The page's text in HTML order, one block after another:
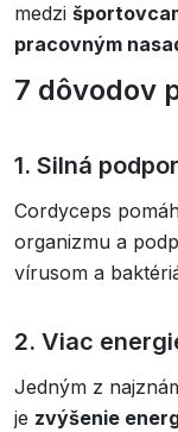
medzi
pracovným
7 dôvodov
1. Silná
Cordyceps
organizmu a
vírusom a
2. Viac
Jedným z
je zvýšenie